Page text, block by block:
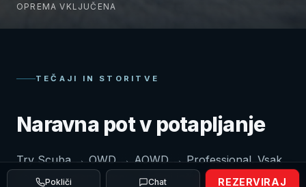
OPREMA VKLJUČENA
TEČAJI IN STORITVE
Naravna pot v potapljanje
Try Scuba → OWD → AOWD → Professional. Vsak
korak v svojem tempu, z istimi inštruktorji.
Pokliči Chat REZERVIRAJ